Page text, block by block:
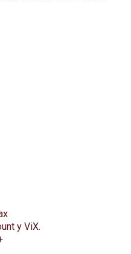
y ViX.